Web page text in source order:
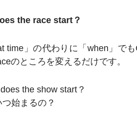
the race start？
time」の代わりに「when」で
のところを変えるだけです。
the show start？
始まるの？